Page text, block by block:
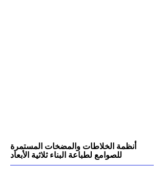
أنظمة الخلاطات والمضخات المستمرة
للصوامع لطباعة البناء ثلاثية الأبعاد